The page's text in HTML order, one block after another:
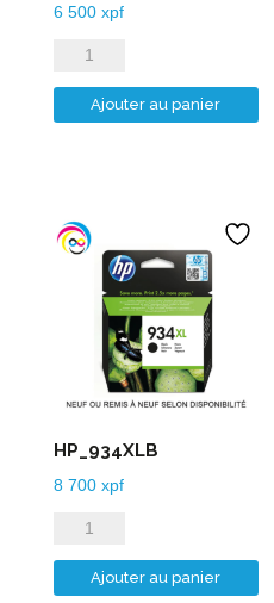
6 500 xpf
quantité
de
HP_932XLB
Ajouter au panier
HP_934XLB
8 700 xpf
quantité
de
HP_934XLB
Ajouter au panier